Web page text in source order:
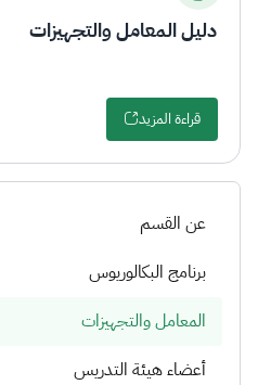
عن القسم
برنامج البكالوريوس
المعامل والتجهيزات
أعضاء هيئة التدريس
دليل المعامل والتجهيزات
قراءة المزيد